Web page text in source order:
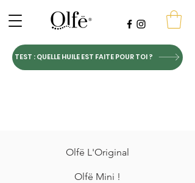
TEST : QUELLE HUILE EST FAITE POUR TOI ?
Olfë L'Original
Olfë Mini !